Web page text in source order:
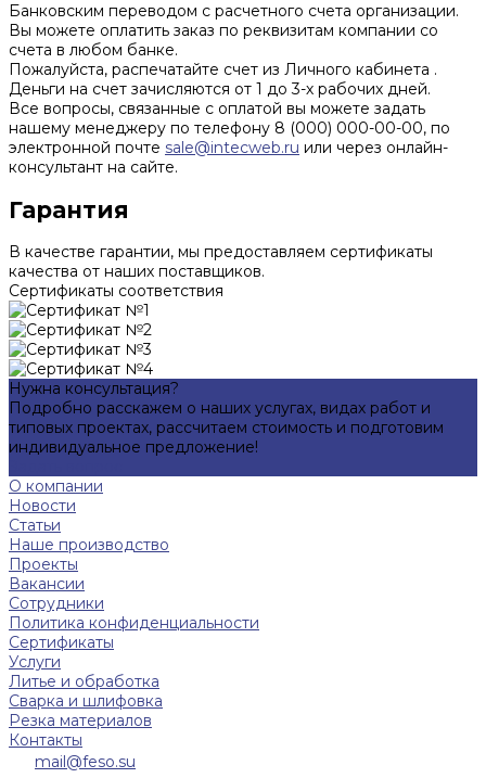
Банковским переводом с расчетного счета организации.
Вы можете оплатить заказ по реквизитам компании со
счета в любом банке.
Пожалуйста, распечатайте счет из Личного кабинета .
Деньги на счет зачисляются от 1 до 3-х рабочих дней.
Все вопросы, связанные с оплатой вы можете задать
нашему менеджеру по телефону 8 (000) 000-00-00, по
электронной почте sale@intecweb.ru или через онлайн-
консультант на сайте.
Гарантия
В качестве гарантии, мы предоставляем сертификаты
качества от наших поставщиков.
Сертификаты соответствия
Нужна консультация?
Подробно расскажем о наших услугах, видах работ и
типовых проектах, рассчитаем стоимость и подготовим
индивидуальное предложение!
О компании
Новости
Статьи
Наше производство
Проекты
Вакансии
Сотрудники
Политика конфиденциальности
Сертификаты
Услуги
Литье и обработка
Сварка и шлифовка
Резка материалов
Контакты
mail@feso.su